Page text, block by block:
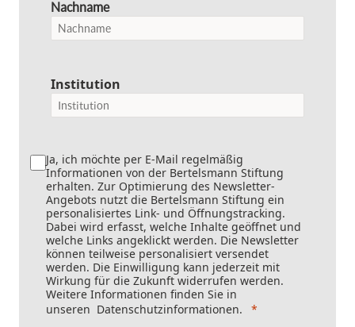
Nachname
Institution
Ja, ich möchte per E-Mail regelmäßig
Informationen von der Bertelsmann Stiftung
erhalten. Zur Optimierung des Newsletter-
Angebots nutzt die Bertelsmann Stiftung ein
personalisiertes Link- und Öffnungstracking.
Dabei wird erfasst, welche Inhalte geöffnet und
welche Links angeklickt werden. Die Newsletter
können teilweise personalisiert versendet
werden. Die Einwilligung kann jederzeit mit
Wirkung für die Zukunft widerrufen werden.
Weitere Informationen finden Sie in
unseren Datenschutzinformationen.